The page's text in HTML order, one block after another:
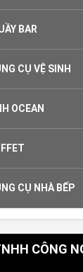
BAR
CỤ VỆ SINH
OCEAN
CỤ NHÀ BẾP
CÔNG